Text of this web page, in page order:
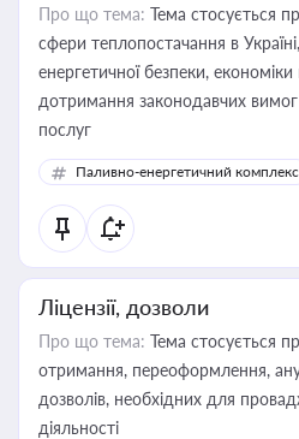
Про що тема: Тема стосується
сфери теплопостачання в
енергетичної безпеки,
дотримання законодавчих
послуг
Паливно-енергетичний комплекс
Ліцензії, дозволи
Про що тема: Тема стосується
отримання, переоформлення,
дозволів, необхідних для
діяльності